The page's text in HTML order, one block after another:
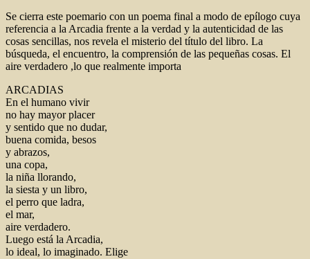
Se cierra este poemario con un poema final a modo de epílogo cuya
referencia a la Arcadia frente a la verdad y la autenticidad de las
cosas sencillas, nos revela el misterio del título del libro. La
búsqueda, el encuentro, la comprensión de las pequeñas cosas. El
aire verdadero ,lo que realmente importa
ARCADIAS
En el humano vivir
no hay mayor placer
y sentido que no dudar,
buena comida, besos
y abrazos,
una copa,
la niña llorando,
la siesta y un libro,
el perro que ladra,
el mar,
aire verdadero.
Luego está la Arcadia,
lo ideal, lo imaginado. Elige